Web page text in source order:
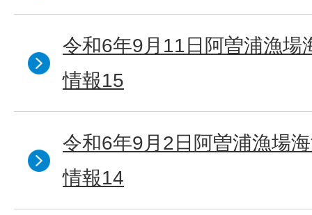
令和6年9月11日阿曽浦漁場
情報15
令和6年9月2日阿曽浦漁場
情報14